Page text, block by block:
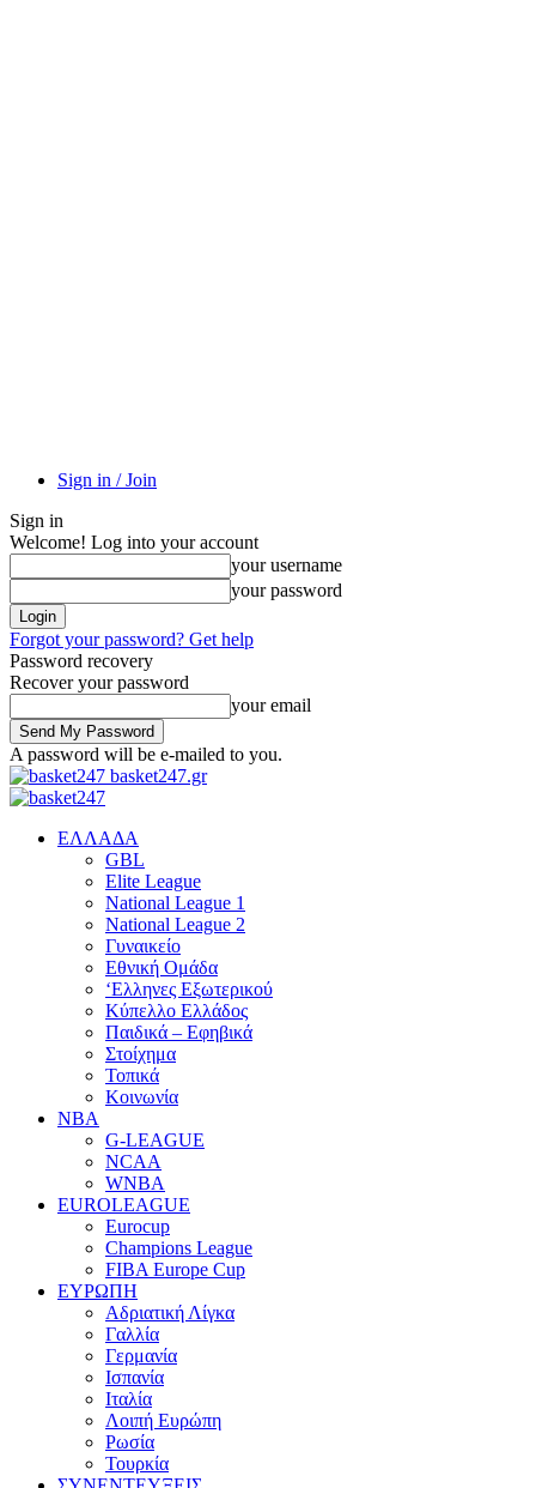
Sign in / Join
Sign in
Welcome! Log into your account
your username
your password
Forgot your password? Get help
Password recovery
Recover your password
your email
A password will be e-mailed to you.
basket247.gr
EΛΛΑΔΑ
GBL
Elite League
National League 1
National League 2
Γυναικείο
Εθνική Ομάδα
‘Ελληνες Εξωτερικού
Κύπελλο Ελλάδος
Παιδικά – Εφηβικά
Στοίχημα
Τοπικά
Κοινωνία
NBA
G-LEAGUE
NCAA
WNBA
ΕUROLEAGUE
Eurocup
Champions League
FIBA Europe Cup
ΕΥΡΩΠΗ
Αδριατική Λίγκα
Γαλλία
Γερμανία
Ισπανία
Ιταλία
Λοιπή Ευρώπη
Ρωσία
Τουρκία